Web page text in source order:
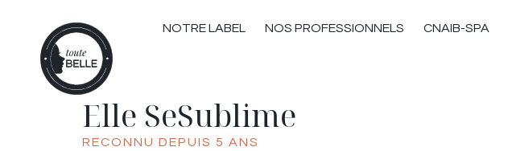
NOTRE LABEL NOS PROFESSIONNELS CNAIB-SPA
Elle SeSublime
RECONNU DEPUIS 5 ANS